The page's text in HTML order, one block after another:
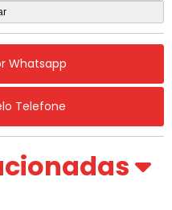
Whatsapp
Telefone